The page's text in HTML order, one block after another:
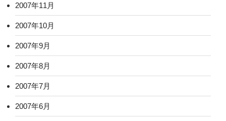
2007年11月
2007年10月
2007年9月
2007年8月
2007年7月
2007年6月